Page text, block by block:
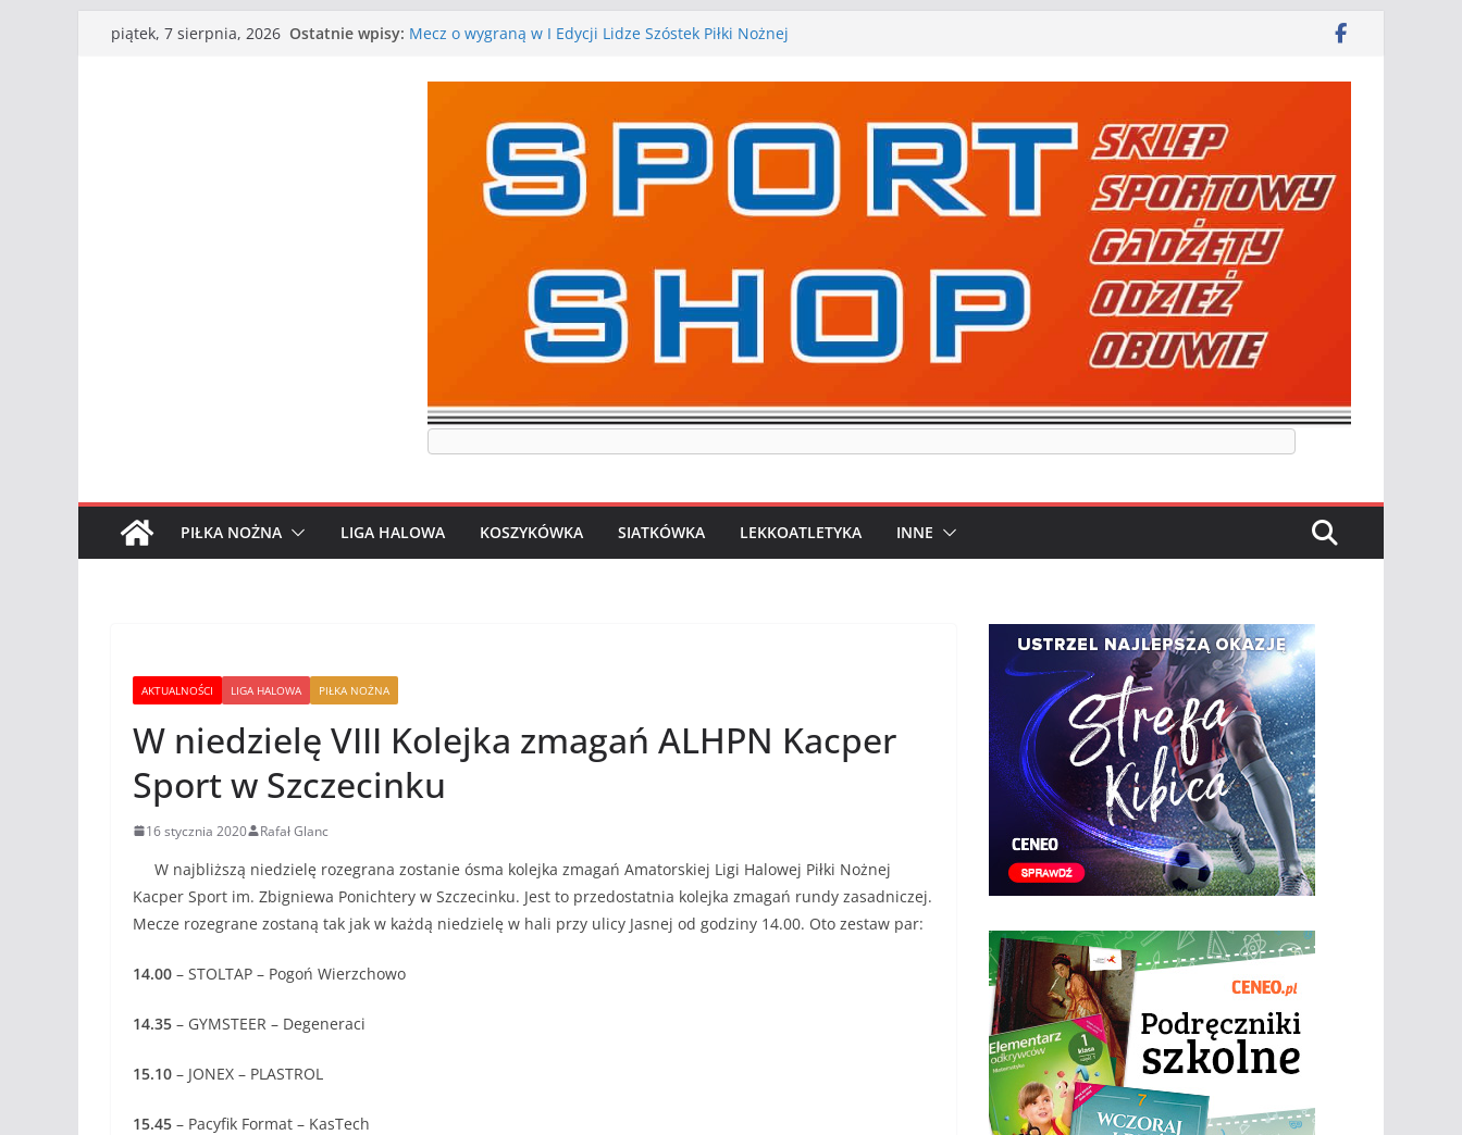
Przejdźpiątek, 7 sierpnia, 2026 Ostatnie wpisy: Mecz o wygraną w I Edycji Lidze Szóstek Piłki Nożnej
WKS wygrywa pierwszą edycję Ligi Szóstek w Gwdzie
I mamy kolejne gry kontrolne, piłkarskie granie przed nami
PIŁKA NOŻNA LIGA HALOWA KOSZYKÓWKA SIATKÓWKA LEKKOATLETYKA INNE
AKTUALNOŚCI LIGA HALOWA PIŁKA NOŻNA
W niedzielę VIII Kolejka zmagań ALHPN Kacper
Sport w Szczecinku
16 stycznia 2020 Rafał Glanc
W najbliższą niedzielę rozegrana zostanie ósma kolejka zmagań Amatorskiej Ligi Halowej Piłki Nożnej
Kacper Sport im. Zbigniewa Ponichtery w Szczecinku. Jest to przedostatnia kolejka zmagań rundy zasadniczej.
Mecze rozegrane zostaną tak jak w każdą niedzielę w hali przy ulicy Jasnej od godziny 14.00. Oto zestaw par:
14.00 – STOLTAP – Pogoń Wierzchowo
14.35 – GYMSTEER – Degeneraci
15.10 – JONEX – PLASTROL
15.45 – Pacyfik Format – KasTech